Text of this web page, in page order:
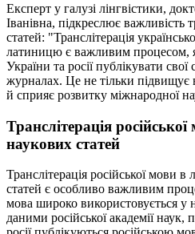
Експерт у галузі лінгвістики,
Іванівна, підкреслює важливість
статей: "Транслітерація
латиницю є важливим процесом,
України та росії публікувати
журналах. Це не тільки підвищує
й сприяє розвитку міжнародної
Транслітерація
наукових статей
Транслітерація російської мови
статей є особливо важливим
мова широко використовується у
даними російської академії